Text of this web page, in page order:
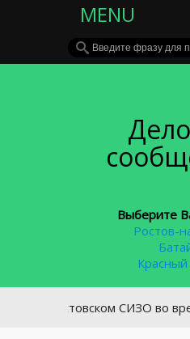
MENU
Выберите
Ростов-
ростовском СИЗО во время